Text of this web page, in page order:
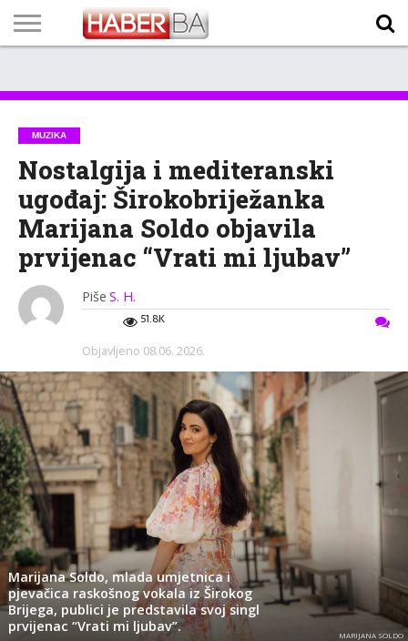
TECH
PROGRAM
PROGNOZA
PUTEVIMA
LISTA
NAMA
MUZIKA
Nostalgija i mediteranski
ugođaj: Širokobriježanka
Marijana Soldo objavila
prvijenac “Vrati mi ljubav”
Piše S. H.
51.8K
Objavljeno 08.06. 2026.
Marijana Soldo, mlada umjetnica i
pjevačica raskošnog vokala iz Širokog
Brijega, publici je predstavila svoj singl
prvijenac “Vrati mi ljubav”.
MARIJANA SOLDO